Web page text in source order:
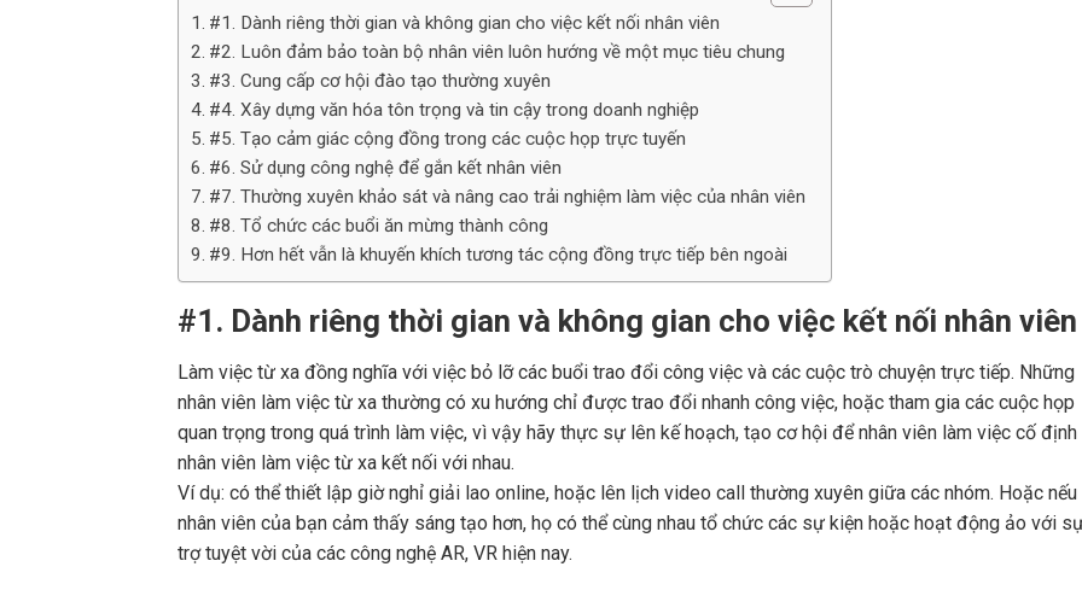
#1. Dành riêng thời gian và không gian cho việc kết nối nhân viên
#2. Luôn đảm bảo toàn bộ nhân viên luôn hướng về một mục tiêu chung
#3. Cung cấp cơ hội đào tạo thường xuyên
#4. Xây dựng văn hóa tôn trọng và tin cậy trong doanh nghiệp
#5. Tạo cảm giác cộng đồng trong các cuộc họp trực tuyến
#6. Sử dụng công nghệ để gắn kết nhân viên
#7. Thường xuyên khảo sát và nâng cao trải nghiệm làm việc của nhân viên
#8. Tổ chức các buổi ăn mừng thành công
#9. Hơn hết vẫn là khuyến khích tương tác cộng đồng trực tiếp bên ngoài
#1. Dành riêng thời gian và không gian cho việc kết nối nhân viên
Làm việc từ xa đồng nghĩa với việc bỏ lỡ các buổi trao đổi công việc và các cuộc trò chuyện trực tiếp. Những
nhân viên làm việc từ xa thường có xu hướng chỉ được trao đổi nhanh công việc, hoặc tham gia các cuộc họp
quan trọng trong quá trình làm việc, vì vậy hãy thực sự lên kế hoạch, tạo cơ hội để nhân viên làm việc cố định
nhân viên làm việc từ xa kết nối với nhau.
Ví dụ: có thể thiết lập giờ nghỉ giải lao online, hoặc lên lịch video call thường xuyên giữa các nhóm. Hoặc nếu
nhân viên của bạn cảm thấy sáng tạo hơn, họ có thể cùng nhau tổ chức các sự kiện hoặc hoạt động ảo với
trợ tuyệt vời của các công nghệ AR, VR hiện nay.